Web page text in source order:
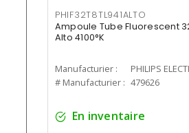
PHIF32T8TL941ALTO
Ampoule Tube Fluorescent
Alto 4100°K
Manufacturier :
PHILIPS
# Manufacturier : 479626
En inventaire